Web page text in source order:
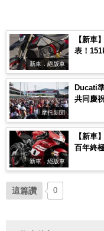
新車．絕版車
【新車
表！
摩托新聞
Ducati
共同慶
新車．絕版車
【新車
百年終
這篇讚 0